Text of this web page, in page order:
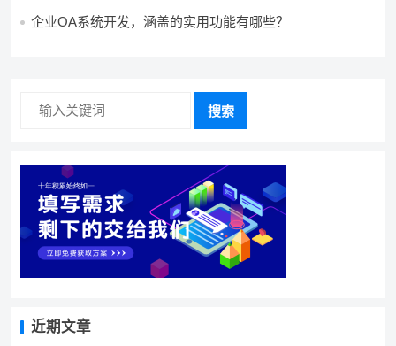
企业OA系统开发，涵盖的实用功能有哪些？
搜索
近期文章